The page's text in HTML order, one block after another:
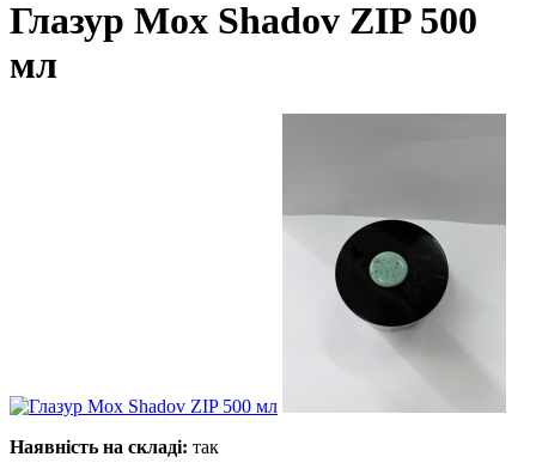
Глазур Mox Shadov ZIP 500
мл
Наявність на складі: так